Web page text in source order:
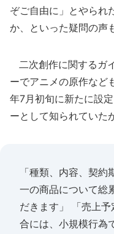
ぞご自由に」とやられ
か、といった疑問の声
二次創作に関するガ
ーでアニメの原作など
年7月初旬に新たに設
ーとして知られていた
「種類、内容、契
一の商品について総
だきます」 「売上
合には、小規模行為